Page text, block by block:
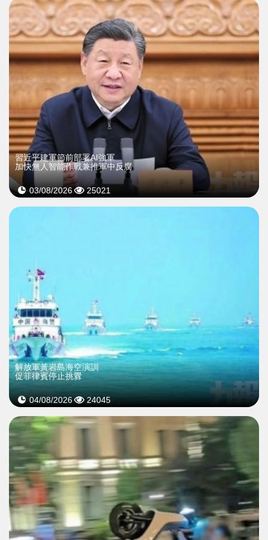
習近平建軍節前部署AI強軍
加快無人智能作戰兼推軍中反腐
03/08/2026 25021
解放軍黃岩島海空演訓
促菲律賓停止挑釁
04/08/2026 24045